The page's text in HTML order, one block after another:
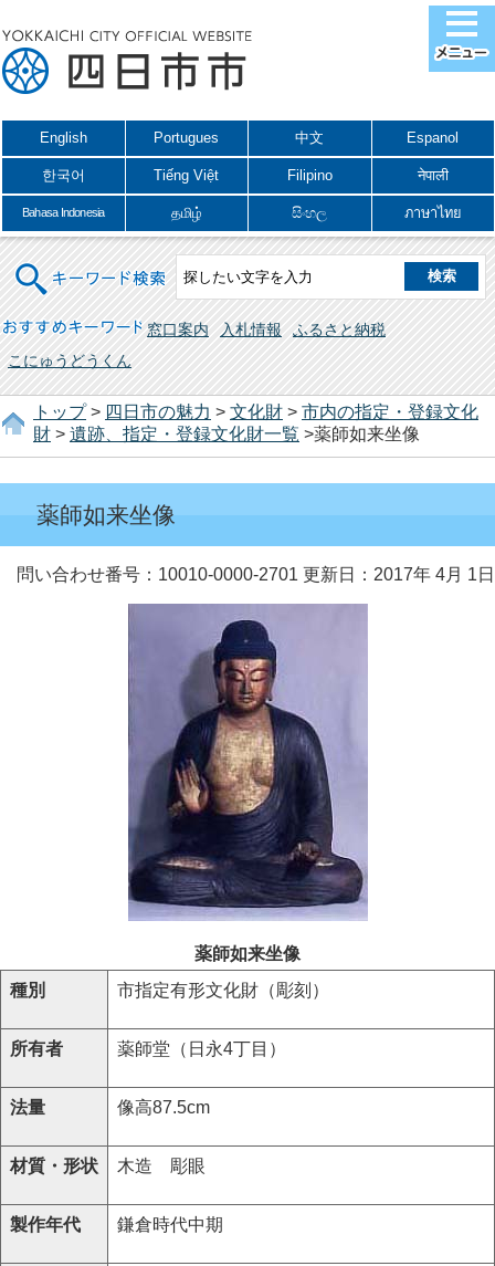
English Portugues 中文 Espanol
한국어 Tiếng Việt Filipino नेपाली
Bahasa Indonesia தமிழ் සිංහල ภาษาไทย
キーワード検索
おすすめキーワード 窓口案内 入札情報
ふるさと納税
こにゅうどうくん
トップ> 四日市の魅力 > 文化財 > 市内の指定・登録文化
財 > 遺跡、指定・登録文化財一覧 >薬師如来坐像
薬師如来坐像
問い合わせ番号：10010-0000-2701 更新日：2017年 4月 1日
薬師如来坐像
種別
市指定有形文化財（彫刻）
所有者 薬師堂（日永4丁目）
法量 像高87.5cm
材質・形状 木造 彫眼
製作年代 鎌倉時代中期